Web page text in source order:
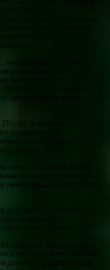
Fight Fight LLC с
Трампа в проектах.
по расследованиям
конфликта
выпустившей TRUMP,
цены токена и
на его запуске.
Трампом: по его мнению,
продаж токена после
и попытки
повышения его
схема доступа к
сенатор.
заявил, что семья Трампа
выгоду» от проекта, а
инвесторами создает угрозу
документы о структуре
и мерах по
до 27 июля.
поддержат законопроект о
в него не добавят жесткие
денег и ограничения для